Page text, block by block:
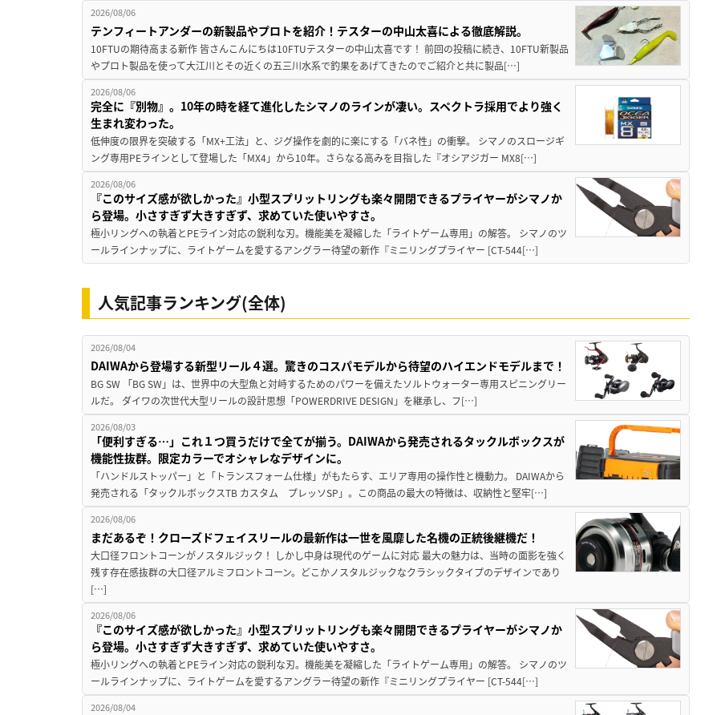
2026/08/06
テンフィートアンダーの新製品やプロトを紹介！テスターの中山太喜による徹底解説。
10FTUの期待高まる新作 皆さんこんにちは10FTUテスターの中山太喜です！ 前回の投稿に続き、10FTU新製品
やプロト製品を使って大江川とその近くの五三川水系で釣果をあげてきたのでご紹介と共に製品[…]
2026/08/06
完全に『別物』。10年の時を経て進化したシマノのラインが凄い。スペクトラ採用でより強く
生まれ変わった。
低伸度の限界を突破する「MX+工法」と、ジグ操作を劇的に楽にする「バネ性」の衝撃。 シマノのスロージギ
ング専用PEラインとして登場した「MX4」から10年。さらなる高みを目指した『オシアジガー MX8[…]
2026/08/06
『このサイズ感が欲しかった』小型スプリットリングも楽々開閉できるプライヤーがシマノか
ら登場。小さすぎず大きすぎず、求めていた使いやすさ。
極小リングへの執着とPEライン対応の鋭利な刃。機能美を凝縮した「ライトゲーム専用」の解答。 シマノのツ
ールラインナップに、ライトゲームを愛するアングラー待望の新作『ミニリングプライヤー [CT-544[…]
人気記事ランキング(全体)
2026/08/04
DAIWAから登場する新型リール４選。驚きのコスパモデルから待望のハイエンドモデルまで！
BG SW 「BG SW」は、世界中の大型魚と対峙するためのパワーを備えたソルトウォーター専用スピニングリー
ルだ。 ダイワの次世代大型リールの設計思想「POWERDRIVE DESIGN」を継承し、フ[…]
2026/08/03
「便利すぎる…」これ１つ買うだけで全てが揃う。DAIWAから発売されるタックルボックスが
機能性抜群。限定カラーでオシャレなデザインに。
「ハンドルストッパー」と「トランスフォーム仕様」がもたらす、エリア専用の操作性と機動力。 DAIWAから
発売される「タックルボックスTB カスタム プレッソSP」。この商品の最大の特徴は、収納性と堅牢[…]
2026/08/06
まだあるぞ！クローズドフェイスリールの最新作は一世を風靡した名機の正統後継機だ！
大口径フロントコーンがノスタルジック！ しかし中身は現代のゲームに対応 最大の魅力は、当時の面影を強く
残す存在感抜群の大口径アルミフロントコーン。どこかノスタルジックなクラシックタイプのデザインであり
[…]
2026/08/06
『このサイズ感が欲しかった』小型スプリットリングも楽々開閉できるプライヤーがシマノか
ら登場。小さすぎず大きすぎず、求めていた使いやすさ。
極小リングへの執着とPEライン対応の鋭利な刃。機能美を凝縮した「ライトゲーム専用」の解答。 シマノのツ
ールラインナップに、ライトゲームを愛するアングラー待望の新作『ミニリングプライヤー [CT-544[…]
2026/08/04